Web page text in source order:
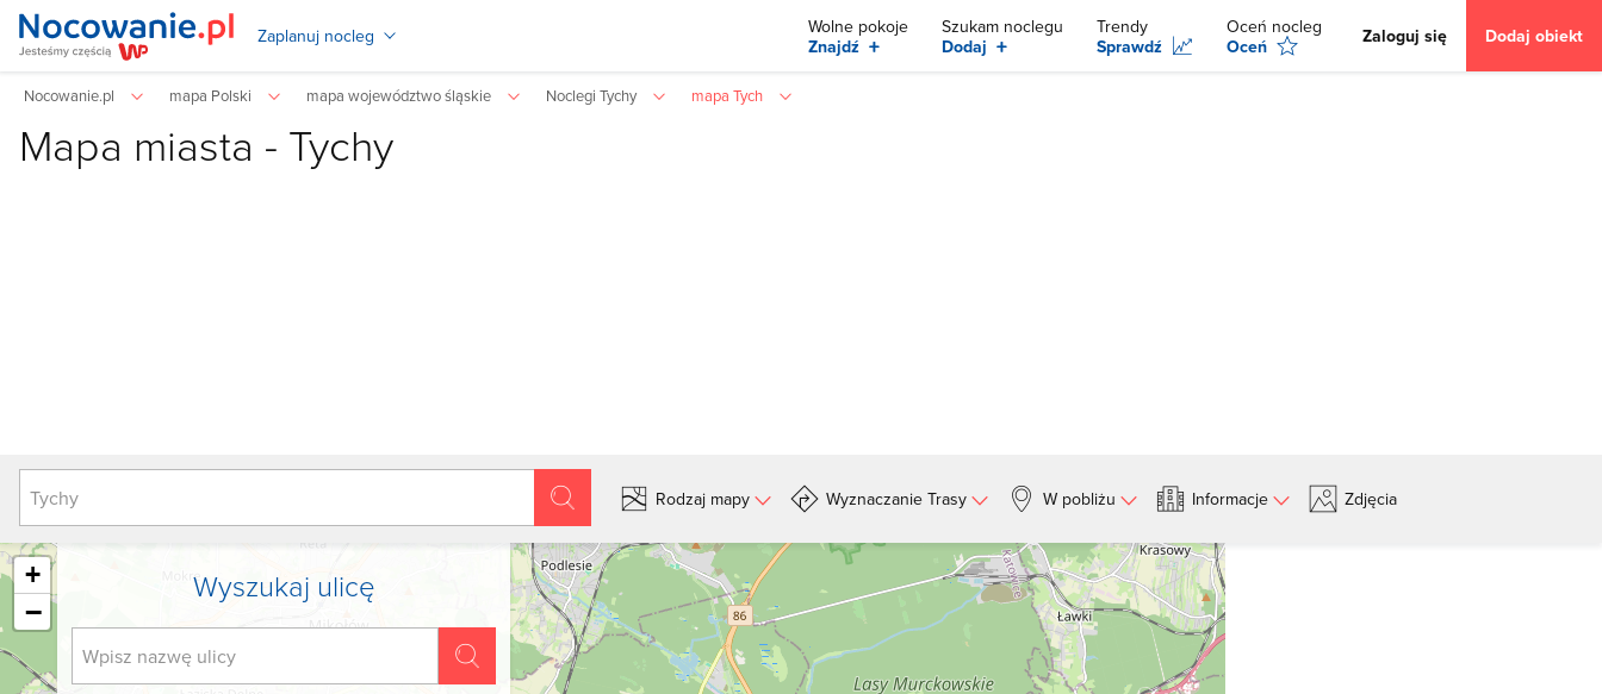
Zaplanuj nocleg
Wolne pokoje
Znajdź +
Szukam noclegu
Dodaj +
Trendy
Sprawdź
Oceń nocleg
Oceń
Zaloguj się Dodaj obiekt
Nocowanie.pl mapa Polski mapa województwo śląskie Noclegi Tychy mapa Tych
Mapa miasta - Tychy
Szukaj
Rodzaj mapy Wyznaczanie Trasy W pobliżu Informacje Zdjęcia
Wyszukaj ulicę
+
−